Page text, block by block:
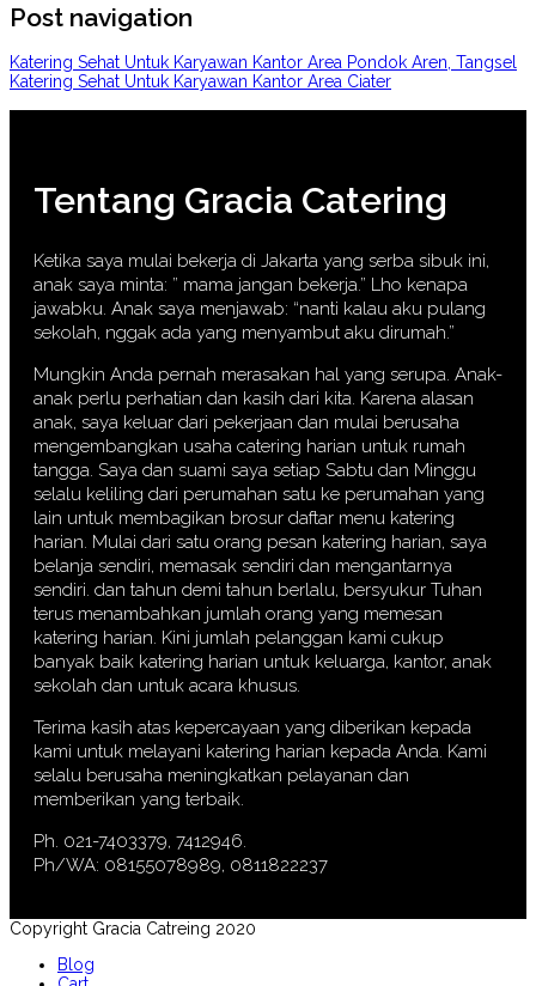
Post navigation
Katering Sehat Untuk Karyawan Kantor Area Pondok Aren, Tangsel
Katering Sehat Untuk Karyawan Kantor Area Ciater
Tentang Gracia Catering
Ketika saya mulai bekerja di Jakarta yang serba sibuk ini,
anak saya minta: ” mama jangan bekerja.” Lho kenapa
jawabku. Anak saya menjawab: “nanti kalau aku pulang
sekolah, nggak ada yang menyambut aku dirumah.”
Mungkin Anda pernah merasakan hal yang serupa. Anak-
anak perlu perhatian dan kasih dari kita. Karena alasan
anak, saya keluar dari pekerjaan dan mulai berusaha
mengembangkan usaha catering harian untuk rumah
tangga. Saya dan suami saya setiap Sabtu dan Minggu
selalu keliling dari perumahan satu ke perumahan yang
lain untuk membagikan brosur daftar menu katering
harian. Mulai dari satu orang pesan katering harian, saya
belanja sendiri, memasak sendiri dan mengantarnya
sendiri. dan tahun demi tahun berlalu, bersyukur Tuhan
terus menambahkan jumlah orang yang memesan
katering harian. Kini jumlah pelanggan kami cukup
banyak baik katering harian untuk keluarga, kantor, anak
sekolah dan untuk acara khusus.
Terima kasih atas kepercayaan yang diberikan kepada
kami untuk melayani katering harian kepada Anda. Kami
selalu berusaha meningkatkan pelayanan dan
memberikan yang terbaik.
Ph. 021-7403379, 7412946.
Ph/WA: 08155078989, 0811822237
Copyright Gracia Catreing 2020
Blog